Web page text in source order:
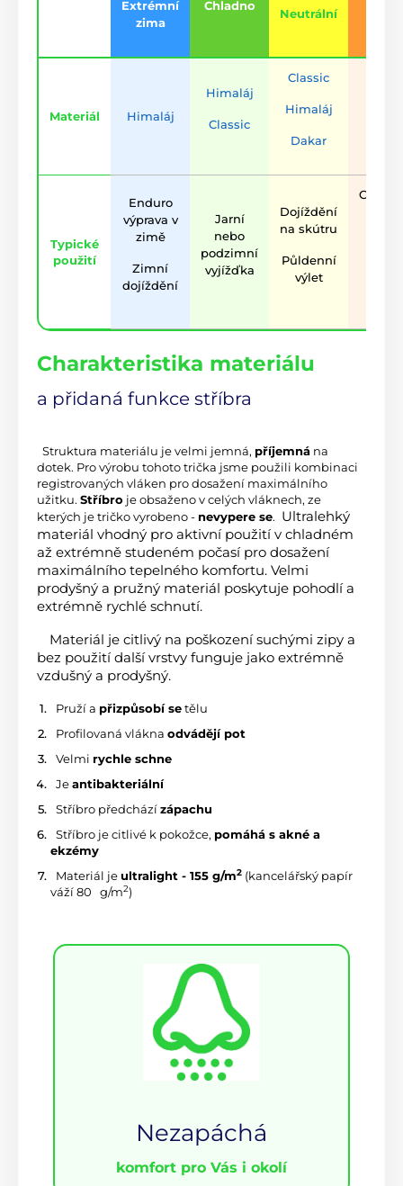
Extrémní
zima
Chladno
Neutrální
Materiál Himaláj
Himaláj
Classic
Classic
Himaláj
Dakar
Typické
použití
Enduro
výprava v
zimě
Zimní
dojíždění
Jarní
nebo
podzimní
vyjížďka
Dojíždění
na skútru
Půldenní
výlet
Charakteristika materiálu
a přidaná funkce stříbra
Struktura materiálu je velmi jemná, příjemná na
dotek. Pro výrobu tohoto trička jsme použili kombinaci
registrovaných vláken pro dosažení maximálního
užitku. Stříbro je obsaženo v celých vláknech, ze
kterých je tričko vyrobeno - nevypere se. Ultralehký
materiál vhodný pro aktivní použití v chladném
až extrémně studeném počasí pro dosažení
maximálního tepelného komfortu. Velmi
prodyšný a pružný materiál poskytuje pohodlí a
extrémně rychlé schnutí.
Materiál je citlivý na poškození suchými zipy a
bez použití další vrstvy funguje jako extrémně
vzdušný a prodyšný.
Pruží a přizpůsobí se tělu
Profilovaná vlákna odvádějí pot
Velmi rychle schne
Je antibakteriální
Stříbro předchází zápachu
Stříbro je citlivé k pokožce, pomáhá s akné a
ekzémy
Materiál je ultralight - 155 g/m2 (kancelářský papír
váží 80
g/m2)
Nezapáchá
komfort pro Vás i okolí